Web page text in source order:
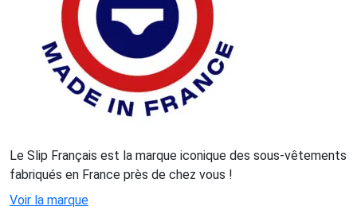
Le Slip Français est la marque iconique des sous-vêtements
fabriqués en France près de chez vous !
Voir la marque